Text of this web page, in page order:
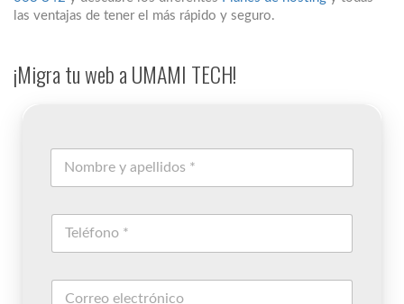
las ventajas de tener el más rápido y seguro.
¡Migra tu web a UMAMI TECH!